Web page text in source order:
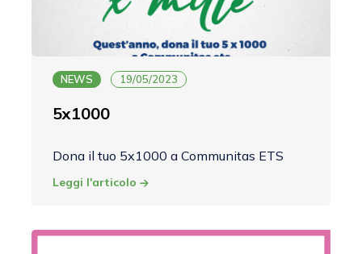
NEWS 19/05/2023
5x1000
Dona il tuo 5x1000 a Communitas ETS
Leggi l'articolo